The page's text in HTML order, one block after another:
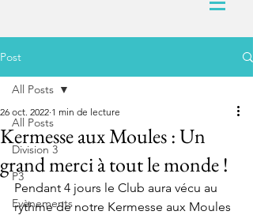
Post
All Posts
Division 3
P3
Evènements
All Posts
Kermesse aux Moules : Un
grand merci à tout le monde !
26 oct. 2022 1 min de lecture
Pendant 4 jours le Club aura vécu au
rythme de notre Kermesse aux Moules